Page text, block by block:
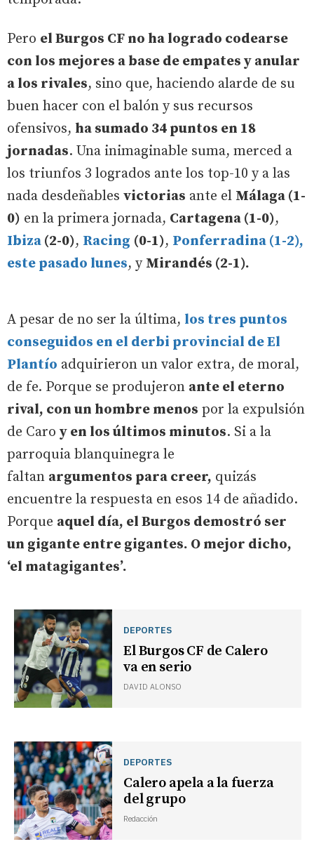
Pero el Burgos CF no ha logrado codearse
con los mejores a base de empates y anular
a los rivales, sino que, haciendo alarde de su
buen hacer con el balón y sus recursos
ofensivos, ha sumado 34 puntos en 18
jornadas. Una inimaginable suma, merced a
los triunfos 3 logrados ante los top-10 y a las
nada desdeñables victorias ante el Málaga (1-
0) en la primera jornada, Cartagena (1-0),
Ibiza (2-0), Racing (0-1), Ponferradina (1-2),
este pasado lunes, y Mirandés (2-1).
A pesar de no ser la última, los tres puntos
conseguidos en el derbi provincial de El
Plantío adquirieron un valor extra, de moral,
de fe. Porque se produjeron ante el eterno
rival, con un hombre menos por la expulsión
de Caro y en los últimos minutos. Si a la
parroquia blanquinegra le
faltan argumentos para creer, quizás
encuentre la respuesta en esos 14 de añadido.
Porque aquel día, el Burgos demostró ser
un gigante entre gigantes. O mejor dicho,
‘el matagigantes’.
DEPORTES
El Burgos CF de Calero
va en serio
DAVID ALONSO
DEPORTES
Calero apela a la fuerza
del grupo
Redacción